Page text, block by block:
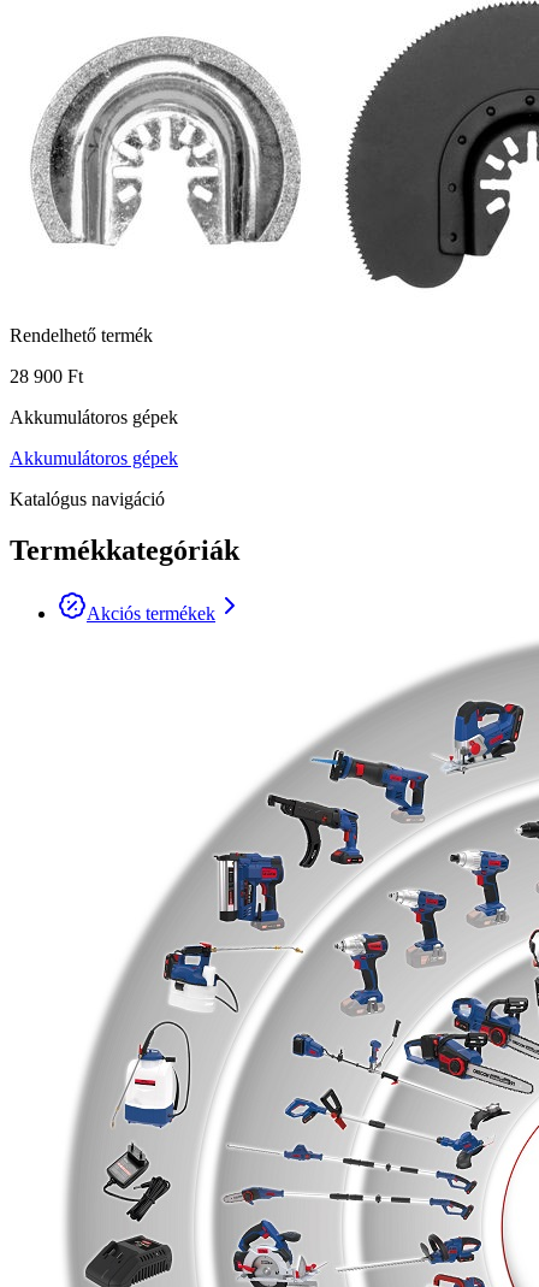
Rendelhető termék
28 900 Ft
Akkumulátoros gépek
Akkumulátoros gépek
Katalógus navigáció
Termékkategóriák
Akciós termékek